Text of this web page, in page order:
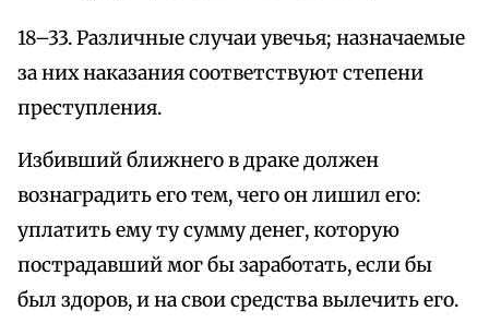
18–33. Различные случаи увечья; назначаемые
за них наказания соответствуют степени
преступления.
Избивший ближнего в драке должен
вознаградить его тем, чего он лишил его:
уплатить ему ту сумму денег, которую
пострадавший мог бы заработать, если бы
был здоров, и на свои средства вылечить его.